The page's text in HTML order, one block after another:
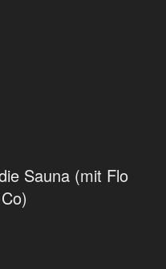
Sauna (mit Flo